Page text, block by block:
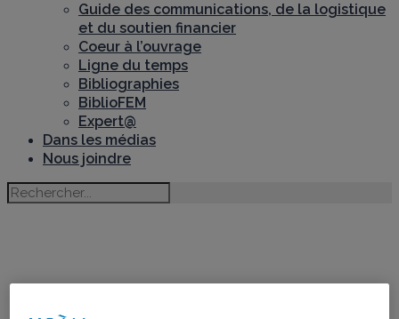
Guide des communications, de la logistique
et du soutien financier
Coeur à l’ouvrage
Ligne du temps
Bibliographies
BiblioFEM
Expert@
Dans les médias
Nous joindre